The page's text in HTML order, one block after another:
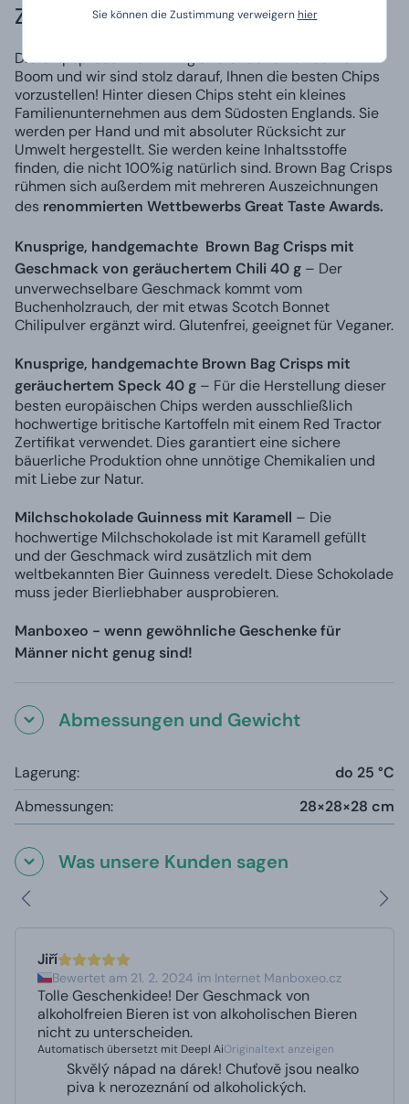
Sie können die Zustimmung verweigernhier
Zum Bier nur das Beste
Die Chipsproduktion in England erlebt einen echten
Boom und wir sind stolz darauf, Ihnen die besten Chips
vorzustellen! Hinter diesen Chips steht ein kleines
Familienunternehmen aus dem Südosten Englands. Sie
werden per Hand und mit absoluter Rücksicht zur
Umwelt hergestellt. Sie werden keine Inhaltsstoffe
finden, die nicht 100%ig natürlich sind. Brown Bag Crisps
rühmen sich außerdem mit mehreren Auszeichnungen
des renommierten Wettbewerbs Great Taste Awards.
Knusprige, handgemachte Brown Bag Crisps mit
Geschmack von geräuchertem Chili 40 g – Der
unverwechselbare Geschmack kommt vom
Buchenholzrauch, der mit etwas Scotch Bonnet
Chilipulver ergänzt wird. Glutenfrei, geeignet für Veganer.
Knusprige, handgemachte Brown Bag Crisps mit
geräuchertem Speck 40 g – Für die Herstellung dieser
besten europäischen Chips werden ausschließlich
hochwertige britische Kartoffeln mit einem Red Tractor
Zertifikat verwendet. Dies garantiert eine sichere
bäuerliche Produktion ohne unnötige Chemikalien und
mit Liebe zur Natur.
Milchschokolade Guinness mit Karamell – Die
hochwertige Milchschokolade ist mit Karamell gefüllt
und der Geschmack wird zusätzlich mit dem
weltbekannten Bier Guinness veredelt. Diese Schokolade
muss jeder Bierliebhaber ausprobieren.
Manboxeo - wenn gewöhnliche Geschenke für
Männer nicht genug sind!
Abmessungen und Gewicht
Lagerung:
do 25 °C
Abmessungen:
28×28×28 cm
Was unsere Kunden sagen
Jiří
Bewertet am 21. 2. 2024 im Internet Manboxeo.cz
Tolle Geschenkidee! Der Geschmack von
alkoholfreien Bieren ist von alkoholischen Bieren
nicht zu unterscheiden.
Automatisch übersetzt mit Deepl AiOriginaltext anzeigen
Skvělý nápad na dárek! Chuťově jsou nealko
piva k nerozeznání od alkoholických.